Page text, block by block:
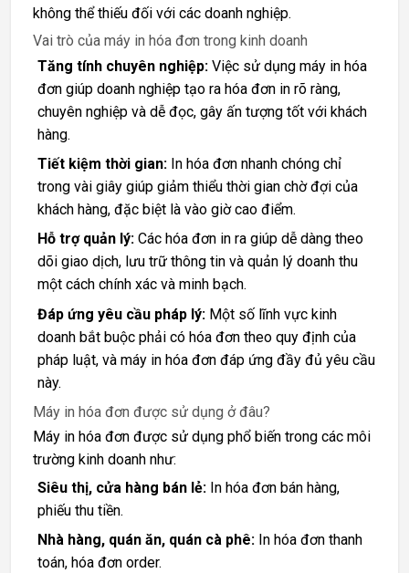
không thể thiếu đối với các doanh nghiệp.
Vai trò của máy in hóa đơn trong kinh doanh
Tăng tính chuyên nghiệp:Việc sử dụng máy in hóa
đơn giúp doanh nghiệp tạo ra hóa đơn in rõ ràng,
chuyên nghiệp và dễ đọc, gây ấn tượng tốt với khách
hàng.
Tiết kiệm thời gian:In hóa đơn nhanh chóng chỉ
trong vài giây giúp giảm thiểu thời gian chờ đợi của
khách hàng, đặc biệt là vào giờ cao điểm.
Hỗ trợ quản lý:Các hóa đơn in ra giúp dễ dàng theo
dõi giao dịch, lưu trữ thông tin và quản lý doanh thu
một cách chính xác và minh bạch.
Đáp ứng yêu cầu pháp lý:Một số lĩnh vực kinh
doanh bắt buộc phải có hóa đơn theo quy định của
pháp luật, và máy in hóa đơn đáp ứng đầy đủ yêu cầu
này.
Máy in hóa đơn được sử dụng ở đâu?
Máy in hóa đơn được sử dụng phổ biến trong các môi
trường kinh doanh như:
Siêu thị, cửa hàng bán lẻ:In hóa đơn bán hàng,
phiếu thu tiền.
Nhà hàng, quán ăn, quán cà phê:In hóa đơn thanh
toán, hóa đơn order.